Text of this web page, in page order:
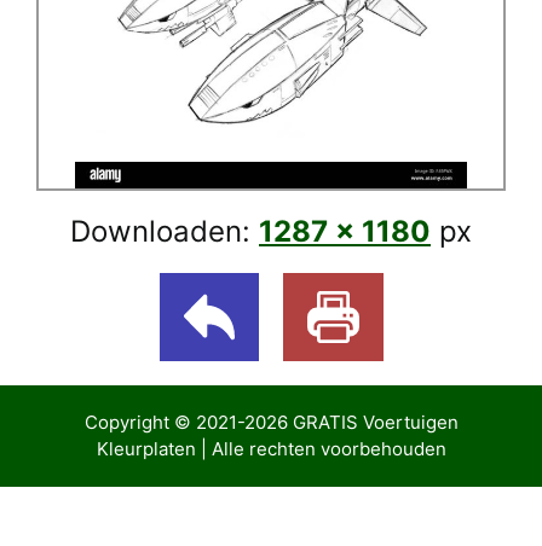
Downloaden: 1287 × 1180 px
Copyright © 2021-2026 GRATIS Voertuigen
Kleurplaten | Alle rechten voorbehouden